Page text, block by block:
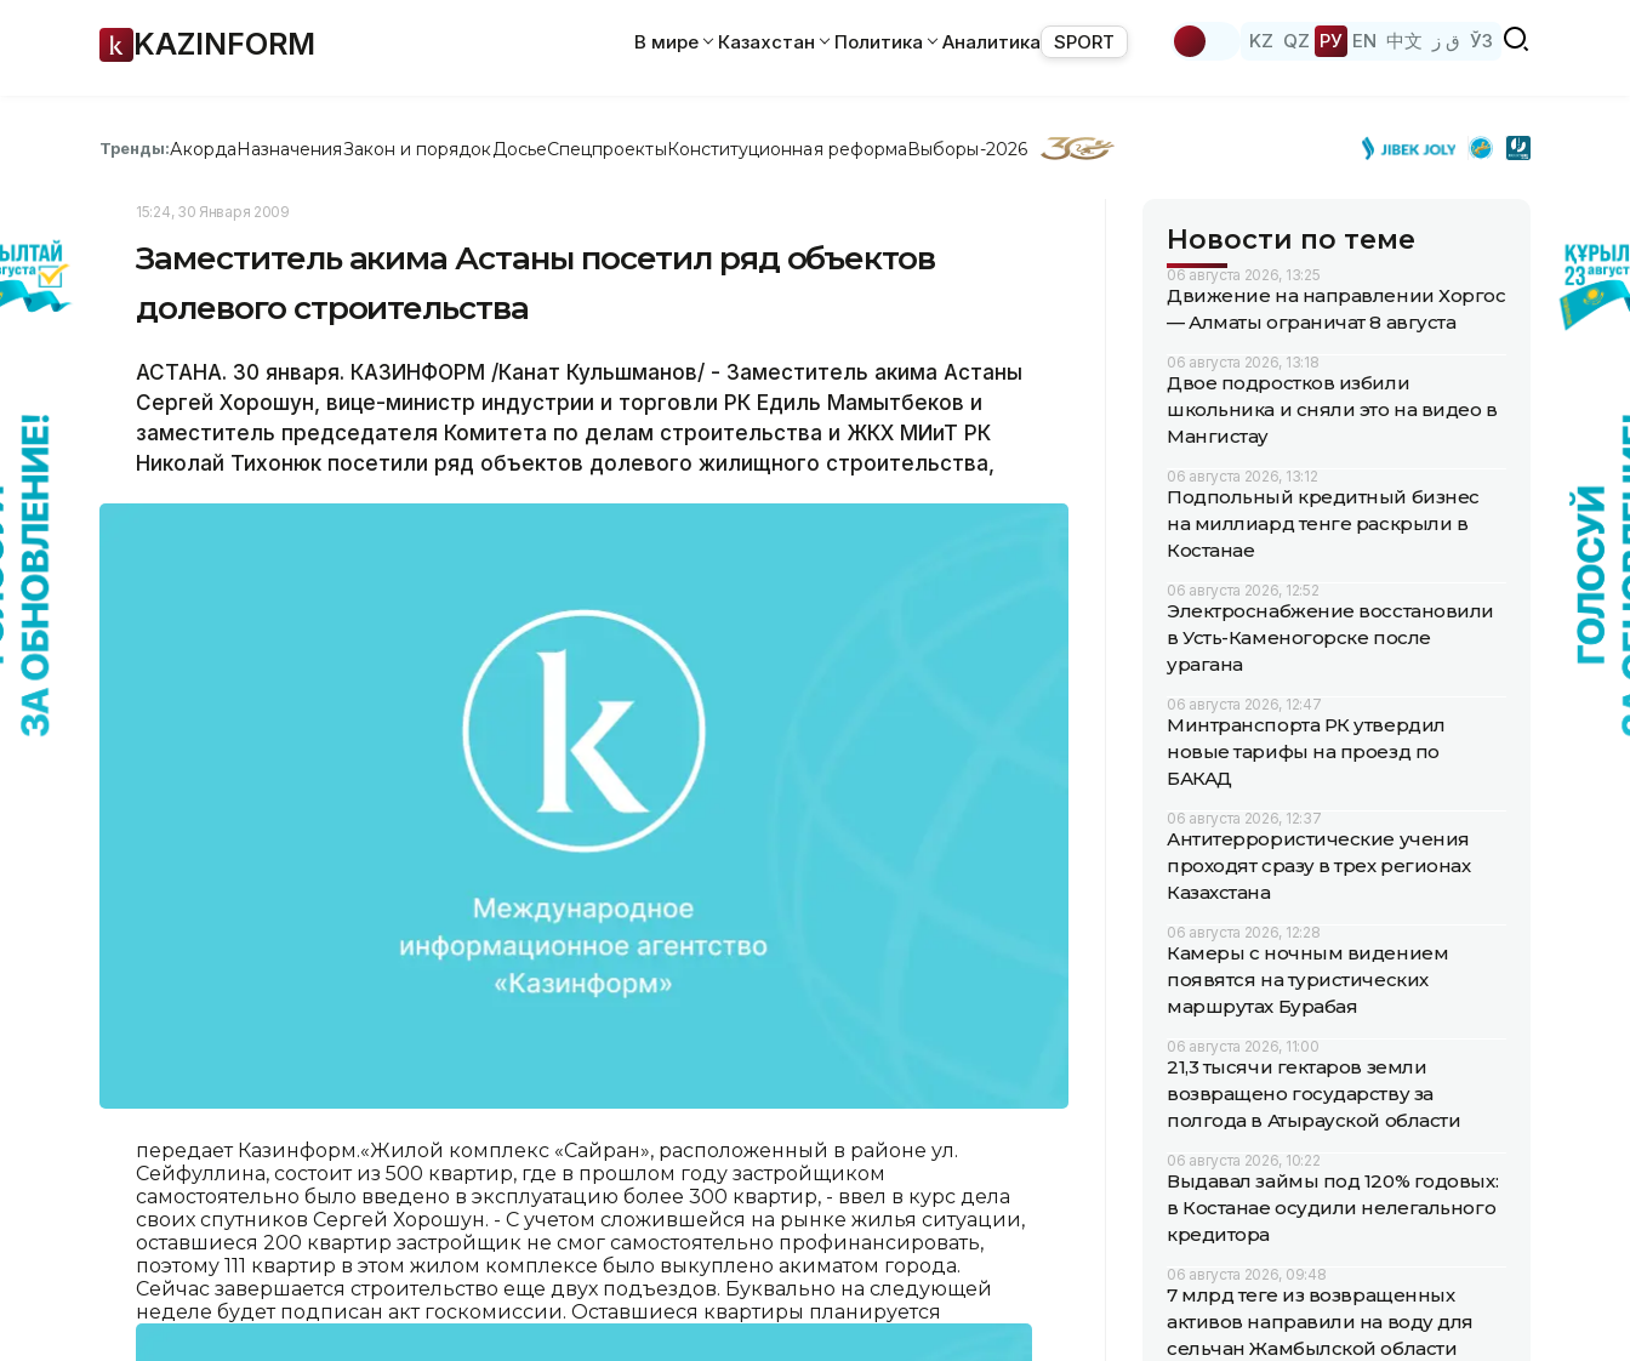
KAZINFORM В мире Казахстан Политика Аналитика SPORT KZ QZ РУ EN 中文 ق ز ЎЗ
Тренды:АкордаНазначенияЗакон и порядок ДосьеСпецпроектыКонституционная реформаВыборы-2026
15:24, 30 Января 2009
Заместитель акима Астаны посетил ряд объектов
долевого строительства
АСТАНА. 30 января. КАЗИНФОРМ /Канат Кульшманов/ - Заместитель акима Астаны
Сергей Хорошун, вице-министр индустрии и торговли РК Едиль Мамытбеков и
заместитель председателя Комитета по делам строительства и ЖКХ МИиТ РК
Николай Тихонюк посетили ряд объектов долевого жилищного строительства,
передает Казинформ.«Жилой комплекс «Сайран», расположенный в районе ул.
Сейфуллина, состоит из 500 квартир, где в прошлом году застройщиком
самостоятельно было введено в эксплуатацию более 300 квартир, - ввел в курс дела
своих спутников Сергей Хорошун. - С учетом сложившейся на рынке жилья ситуации,
оставшиеся 200 квартир застройщик не смог самостоятельно профинансировать,
поэтому 111 квартир в этом жилом комплексе было выкуплено акиматом города.
Сейчас завершается строительство еще двух подъездов. Буквально на следующей
неделе будет подписан акт госкомиссии. Оставшиеся квартиры планируется
Новости по теме
06 августа 2026, 13:25
Движение на направлении Хоргос
— Алматы ограничат 8 августа
06 августа 2026, 13:18
Двое подростков избили
школьника и сняли это на видео в
Мангистау
06 августа 2026, 13:12
Подпольный кредитный бизнес
на миллиард тенге раскрыли в
Костанае
06 августа 2026, 12:52
Электроснабжение восстановили
в Усть-Каменогорске после
урагана
06 августа 2026, 12:47
Минтранспорта РК утвердил
новые тарифы на проезд по
БАКАД
06 августа 2026, 12:37
Антитеррористические учения
проходят сразу в трех регионах
Казахстана
06 августа 2026, 12:28
Камеры с ночным видением
появятся на туристических
маршрутах Бурабая
06 августа 2026, 11:00
21,3 тысячи гектаров земли
возвращено государству за
полгода в Атырауской области
06 августа 2026, 10:22
Выдавал займы под 120% годовых:
в Костанае осудили нелегального
кредитора
06 августа 2026, 09:48
7 млрд теңге из возвращенных
активов направили на воду для
сельчан Жамбылской области